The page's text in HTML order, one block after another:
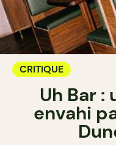
CRITIQUE
Uh Bar
envahi